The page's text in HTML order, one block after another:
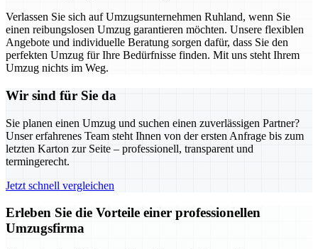
Verlassen Sie sich auf Umzugsunternehmen Ruhland, wenn Sie
einen reibungslosen Umzug garantieren möchten. Unsere flexiblen
Angebote und individuelle Beratung sorgen dafür, dass Sie den
perfekten Umzug für Ihre Bedürfnisse finden. Mit uns steht Ihrem
Umzug nichts im Weg.
Wir sind für Sie da
Sie planen einen Umzug und suchen einen zuverlässigen Partner?
Unser erfahrenes Team steht Ihnen von der ersten Anfrage bis zum
letzten Karton zur Seite – professionell, transparent und
termingerecht.
Jetzt schnell vergleichen
Erleben Sie die Vorteile einer professionellen
Umzugsfirma